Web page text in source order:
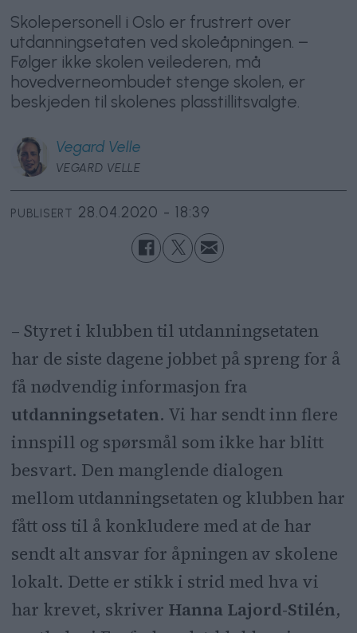
Skolepersonell i Oslo er frustrert over
utdanningsetaten ved skoleåpningen. –
Følger ikke skolen veilederen, må
hovedverneombudet stenge skolen, er
beskjeden til skolenes plasstillitsvalgte.
Vegard Velle
VEGARD VELLE
PUBLISERT 28.04.2020 - 18:39
– Styret i klubben til utdanningsetaten
har de siste dagene jobbet på spreng for å
få nødvendig informasjon fra
utdanningsetaten. Vi har sendt inn flere
innspill og spørsmål som ikke har blitt
besvart. Den manglende dialogen
mellom utdanningsetaten og klubben har
fått oss til å konkludere med at de har
sendt alt ansvar for åpningen av skolene
lokalt. Dette er stikk i strid med hva vi
har krevet, skriver Hanna Lajord-Stilén,